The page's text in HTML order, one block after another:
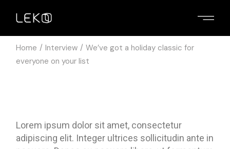
Home Interview
We’ve got a holiday classic for
everyone on your list
Lorem ipsum dolor sit amet, consectetur
adipiscing elit. Integer ultrices sollicitudin ante in